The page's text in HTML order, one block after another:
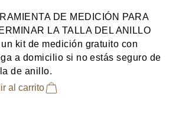
DE MEDICIÓN PARA
LA TALLA DEL ANILLO
un kit de medición gratuito con
a domicilio si no estás seguro de
de anillo.
al carrito